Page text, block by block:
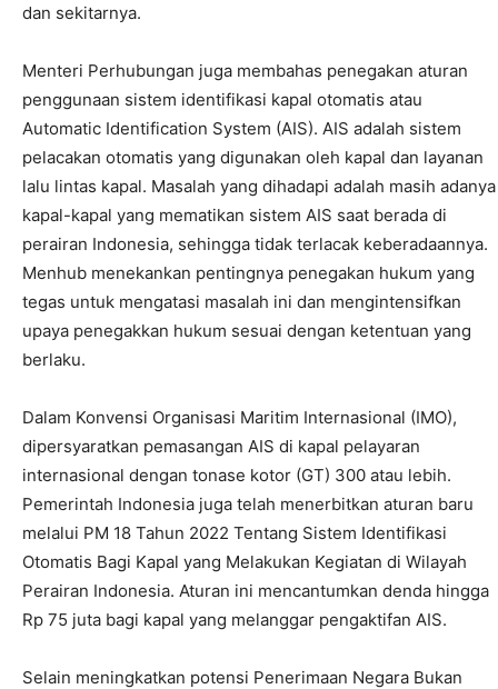
dan sekitarnya.
Menteri Perhubungan juga membahas penegakan aturan
penggunaan sistem identifikasi kapal otomatis atau
Automatic Identification System (AIS). AIS adalah sistem
pelacakan otomatis yang digunakan oleh kapal dan layanan
lalu lintas kapal. Masalah yang dihadapi adalah masih adanya
kapal-kapal yang mematikan sistem AIS saat berada di
perairan Indonesia, sehingga tidak terlacak keberadaannya.
Menhub menekankan pentingnya penegakan hukum yang
tegas untuk mengatasi masalah ini dan mengintensifkan
upaya penegakkan hukum sesuai dengan ketentuan yang
berlaku.
Dalam Konvensi Organisasi Maritim Internasional (IMO),
dipersyaratkan pemasangan AIS di kapal pelayaran
internasional dengan tonase kotor (GT) 300 atau lebih.
Pemerintah Indonesia juga telah menerbitkan aturan baru
melalui PM 18 Tahun 2022 Tentang Sistem Identifikasi
Otomatis Bagi Kapal yang Melakukan Kegiatan di Wilayah
Perairan Indonesia. Aturan ini mencantumkan denda hingga
Rp 75 juta bagi kapal yang melanggar pengaktifan AIS.
Selain meningkatkan potensi Penerimaan Negara Bukan